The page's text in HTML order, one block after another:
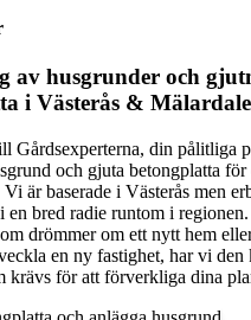
av husgrunder och
i Västerås &
Gårdsexperterna, din pålitliga
och gjuta betongplatta
är baserade i Västerås men
en bred radie runtom i
drömmer om ett nytt hem
en ny fastighet, har vi den
krävs för att förverkliga dina